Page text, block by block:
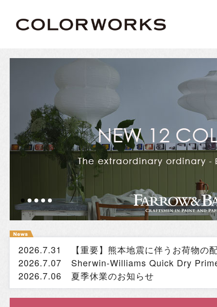
2026.7.31
【重要】熊本地震に伴うお荷物の
2026.7.07
Sherwin-Williams Quick Dry
2026.7.06
夏季休業のお知らせ